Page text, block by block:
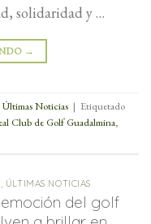
solidaridad y …
→
Últimas Noticias | Etiquetado
Club de Golf Guadalmina,
ÚLTIMAS NOTICIAS
del golf